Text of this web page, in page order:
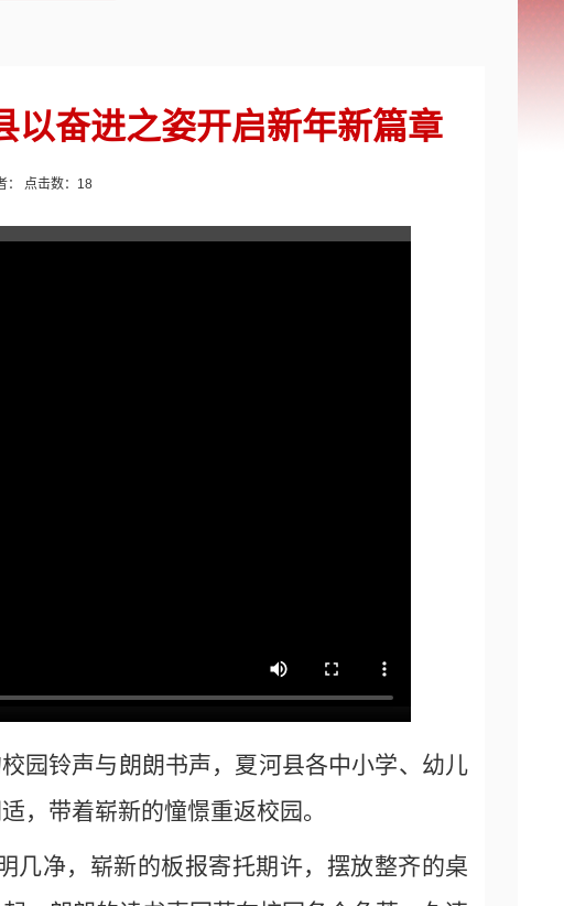
以奋进之姿开启新年新篇章
点击数： 18
园铃声与朗朗书声，夏河县各中小学、幼儿
，带着崭新的憧憬重返校园。
几净，崭新的板报寄托期许，摆放整齐的桌